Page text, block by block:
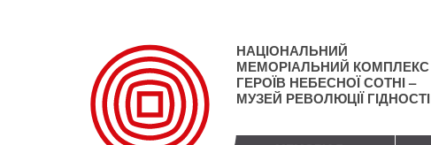
НАЦІОНАЛЬНИЙ
МЕМОРІАЛЬНИЙ КОМПЛЕКС
ГЕРОЇВ НЕБЕСНОЇ СОТНІ –
МУЗЕЙ РЕВОЛЮЦІЇ ГІДНОСТІ